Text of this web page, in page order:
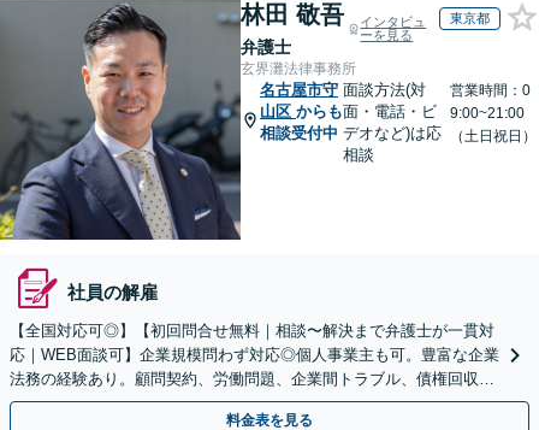
林田 敬吾
弁護士
インタビュ
ーを見る
東京都
玄界灘法律事務所
名古屋市守
山区 からも
相談受付中
面談方法(対
面・電話・ビ
デオなど)は応
相談
営業時間：0
9:00~21:00
（土日祝日）
社員の解雇
【全国対応可◎】【初回問合せ無料｜相談〜解決まで弁護士が一貫対
応｜WEB面談可】企業規模問わず対応◎個人事業主も可。豊富な企業
法務の経験あり。顧問契約、労働問題、企業間トラブル、債権回収、
契約書のリーガルチェック等、サポートします。
料金表を見る